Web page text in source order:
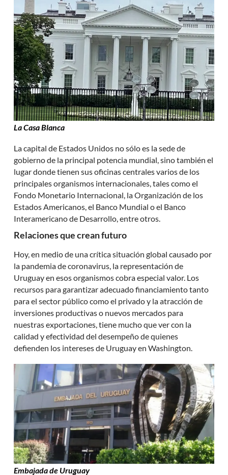
La Casa Blanca
La capital de Estados Unidos no sólo es la sede de
gobierno de la principal potencia mundial, sino también el
lugar donde tienen sus oficinas centrales varios de los
principales organismos internacionales, tales como el
Fondo Monetario Internacional, la Organización de los
Estados Americanos, el Banco Mundial o el Banco
Interamericano de Desarrollo, entre otros.
Relaciones que crean futuro
Hoy, en medio de una crítica situación global causado por
la pandemia de coronavirus, la representación de
Uruguay en esos organismos cobra especial valor. Los
recursos para garantizar adecuado financiamiento tanto
para el sector público como el privado y la atracción de
inversiones productivas o nuevos mercados para
nuestras exportaciones, tiene mucho que ver con la
calidad y efectividad del desempeño de quienes
defienden los intereses de Uruguay en Washington.
Embajada de Uruguay